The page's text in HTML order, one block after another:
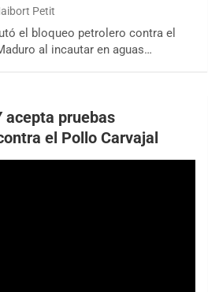
Petit
el bloqueo petrolero contra el
al incautar en aguas…
acepta pruebas
el Pollo Carvajal